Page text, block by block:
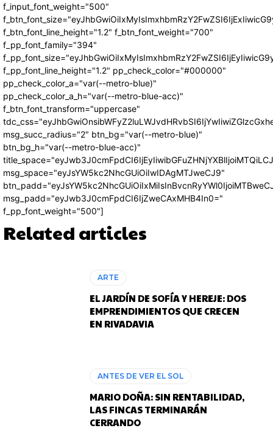
f_input_font_weight="500"
f_btn_font_line_height="1.2" f_btn_font_weight="700"
f_pp_font_family="394"
f_pp_font_line_height="1.2" pp_check_color="#000000"
pp_check_color_a="var(--metro-blue)"
pp_check_color_a_h="var(--metro-blue-acc)"
f_btn_font_transform="uppercase"
msg_succ_radius="2" btn_bg="var(--metro-blue)"
btn_bg_h="var(--metro-blue-acc)"
msg_space="eyJsYW5kc2NhcGUiOiIwIDAgMTJweCJ9"
msg_padd="eyJwb3J0cmFpdCI6IjZweCAxMHB4In0="
f_pp_font_weight="500"]
Related articles
ARTE
EL JARDÍN DE SOFÍA Y HEREJE: DOS
EMPRENDIMIENTOS QUE CRECEN
EN RIVADAVIA
ANTES DE VER EL SOL
MARIO DOÑA: SIN RENTABILIDAD,
LAS FINCAS TERMINARÁN
CERRANDO